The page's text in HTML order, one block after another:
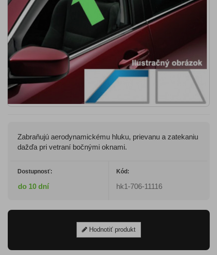
Zabraňujú aerodynamickému hluku, prievanu a zatekaniu
dažďa pri vetraní bočnými oknami.
Dostupnosť:
do 10 dní
Kód:
hk1-706-11116
Hodnotiť produkt